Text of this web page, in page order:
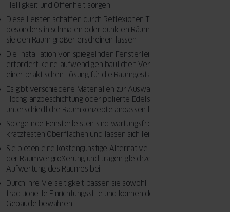
Helligkeit und Offenheit sorgen.
Diese Leisten schaffen durch Reflexionen Tiefenillusionen, die
besonders in schmalen oder dunklen Räumen von Vorteil sind, da
sie den Raum größer erscheinen lassen.
Die Installation von spiegelnden Fensterleisten ist einfach und
erfordert keine aufwendigen baulichen Veränderungen, was sie zu
einer praktischen Lösung für die Raumgestaltung macht.
Es gibt verschiedene Materialien zur Auswahl, wie Aluminium mit
Hochglanzbeschichtung oder polierte Edelstahlprofile, die sich an
unterschiedliche Raumkonzepte anpassen lassen.
Spiegelnde Fensterleisten sind wartungsfreundlich dank ihrer
kratzfesten Oberflächen und lassen sich leicht reinigen.
Sie bieten eine kostengünstige Alternative zu anderen Methoden
der Raumvergrößerung und tragen gleichzeitig zur ästhetischen
Aufwertung des Raumes bei.
Durch ihre Vielseitigkeit passen sie sowohl in moderne als auch in
traditionelle Einrichtungsstile und können den Charme älterer
Gebäude bewahren.